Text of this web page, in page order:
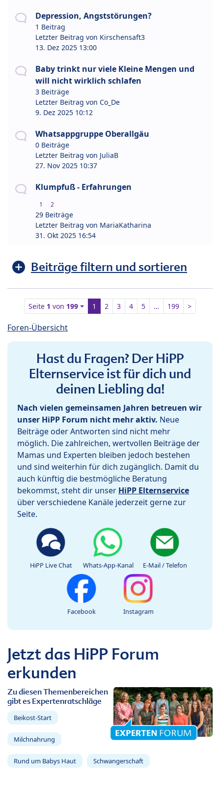
Depression, Angststörungen?
1 Beitrag
Letzter Beitrag von Kirschensaft3
13. Dez 2025 13:00
Baby trinkt nur viele Kleine Mengen und
will nicht wirklich schlafen
3 Beiträge
Letzter Beitrag von Co_De
9. Dez 2025 10:12
Whatsappgruppe Oberallgäu
0 Beiträge
Letzter Beitrag von JuliaB
27. Nov 2025 10:37
Klumpfuß - Erfahrungen
1 2
29 Beiträge
Letzter Beitrag von MariaKatharina
31. Okt 2025 16:54
Beiträge filtern und sortieren
Seite 1 von 199 1 2 3 4 5 … 199 >
Foren-Übersicht
Hast du Fragen? Der HiPP
Elternservice ist für dich und
deinen Liebling da!
Nach vielen gemeinsamen Jahren betreuen wir
unser HiPP Forum nicht mehr aktiv. Neue
Beiträge oder Antworten sind nicht mehr
möglich. Die zahlreichen, wertvollen Beiträge der
Mamas und Experten bleiben jedoch bestehen
und sind weiterhin für dich zugänglich. Damit du
auch künftig die bestmögliche Beratung
bekommst, steht dir unser HiPP Elternservice
über verschiedene Kanäle jederzeit gerne zur
Seite.
HiPP Live Chat Whats-App-Kanal E-Mail / Telefon
Facebook Instagram
Jetzt das HiPP Forum
erkunden
Zu diesen Themenbereichen
gibt es Expertenratschläge
Beikost-Start
Milchnahrung
Rund um Babys Haut Schwangerschaft